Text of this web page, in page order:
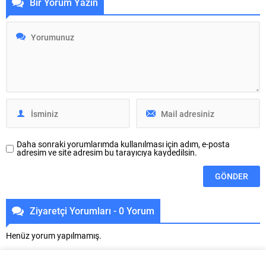
Büyükşehir Belediyesi Bilgi İşlem
düzenlenen Mobil Bilim Festivali,
Fadıllı’da bir araya geldi. Nilüfer
Daha sonraki yorumlarımda kullanılması için adım, e-posta
adresim ve site adresim bu tarayıcıya kaydedilsin.
Ziyaretçi Yorumları - 0 Yorum
Henüz yorum yapılmamış.